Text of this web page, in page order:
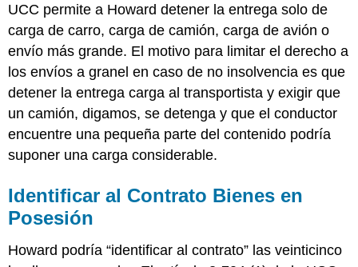
UCC permite a Howard detener la entrega solo de
carga de carro, carga de camión, carga de avión o
envío más grande. El motivo para limitar el derecho a
los envíos a granel en caso de no insolvencia es que
detener la entrega carga al transportista y exigir que
un camión, digamos, se detenga y que el conductor
encuentre una pequeña parte del contenido podría
suponer una carga considerable.
Identificar al Contrato Bienes en
Posesión
Howard podría “identificar al contrato” las veinticinco